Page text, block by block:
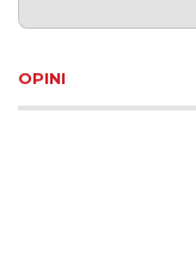
OPINI